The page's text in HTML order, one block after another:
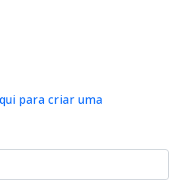
para criar uma